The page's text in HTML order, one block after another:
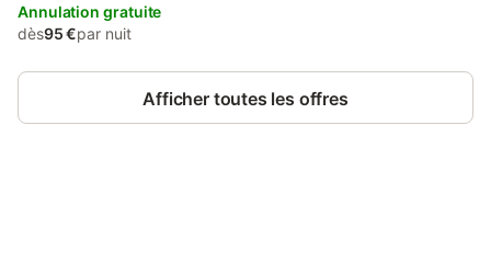
Annulation gratuite
dès95 €par nuit
Afficher toutes les offres